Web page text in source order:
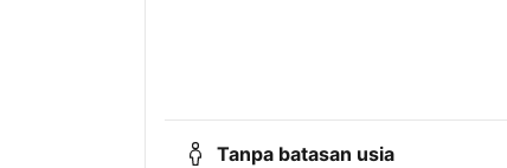
Tanpa batasan usia